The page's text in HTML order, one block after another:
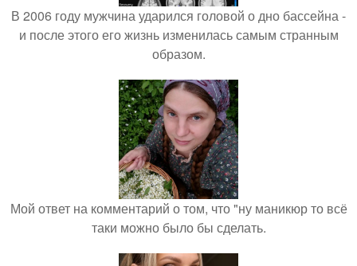
В 2006 году мужчина ударился головой о дно бассейна -
и после этого его жизнь изменилась самым странным
образом.
Мой ответ на комментарий о том, что "ну маникюр то всё
таки можно было бы сделать.